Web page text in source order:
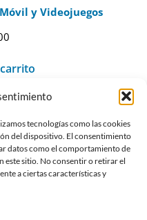
tecnologías como las cookies
del dispositivo. El consentimiento
datos como el comportamiento de
este sitio. No consentir o retirar el
a ciertas características y
y Videojuegos